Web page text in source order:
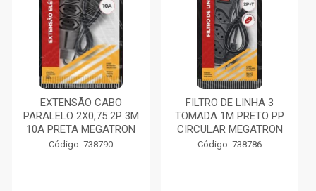
EXTENSÃO CABO
PARALELO 2X0,75 2P 3M
10A PRETA MEGATRON
Código: 738790
FILTRO DE LINHA 3
TOMADA 1M PRETO PP
CIRCULAR MEGATRON
Código: 738786